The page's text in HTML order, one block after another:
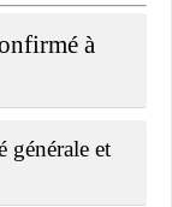
à
générale et